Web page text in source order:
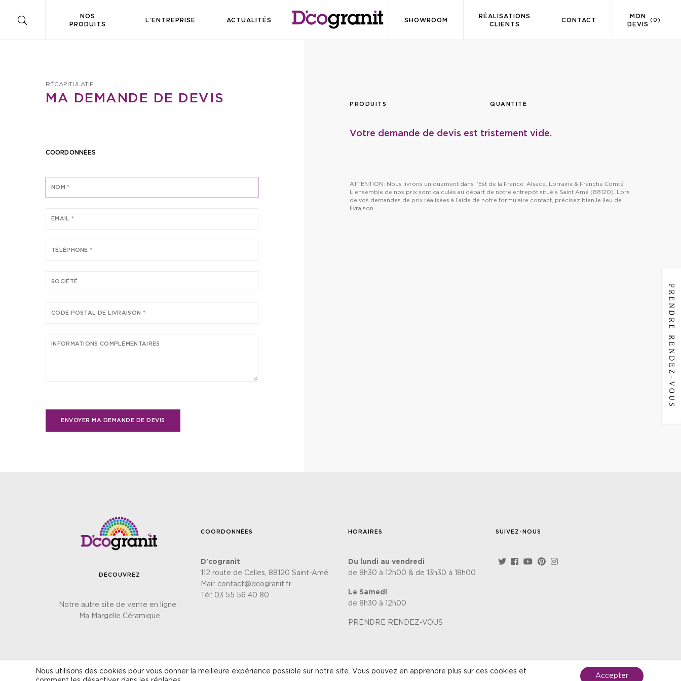
NOS
PRODUITS
L’ENTREPRISE ACTUALITÉS SHOWROOM
RÉALISATIONS
CLIENTS
CONTACT
MON
DEVIS
(0)
PRENDRE RENDEZ-VOUS
RÉCAPITULATIF
MA DEMANDE DE DEVIS
COORDONNÉES
ENVOYER MA DEMANDE DE DEVIS
PRODUITS QUANTITÉ
Votre demande de devis est tristement vide.
ATTENTION: Nous livrons uniquement dans l’Est de la France: Alsace, Lorraine & Franche Comté
L’ensemble de nos prix sont calculés au départ de notre entrepôt situé à Saint Amé (88120). Lors
de vos demandes de prix réalisées à l’aide de notre formulaire contact, précisez bien le lieu de
livraison.
DÉCOUVREZ
Notre autre site de vente en ligne :
Ma Margelle Céramique
COORDONNÉES
D'cogranit
112 route de Celles, 88120 Saint-Amé
Mail: contact@dcogranit.fr
Tél: 03 55 56 40 80
HORAIRES
Du lundi au vendredi
de 8h30 à 12h00 & de 13h30 à 18h00
Le Samedi
de 8h30 à 12h00
PRENDRE RENDEZ-VOUS
SUIVEZ-NOUS
Lézards'Création Politique de confidentialité Conditions générales de vente
Nous utilisons des cookies pour vous donner la meilleure expérience possible sur notre site. Vous pouvez en apprendre plus sur ces cookies et
Accepter